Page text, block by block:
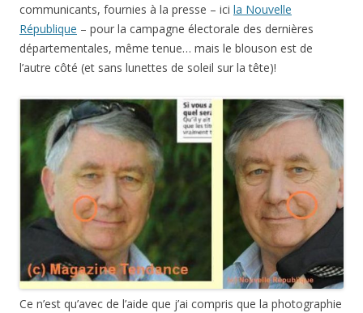
communicants, fournies à la presse – ici la Nouvelle
République – pour la campagne électorale des dernières
départementales, même tenue… mais le blouson est de
l’autre côté (et sans lunettes de soleil sur la tête)!
Ce n’est qu’avec de l’aide que j’ai compris que la photographie